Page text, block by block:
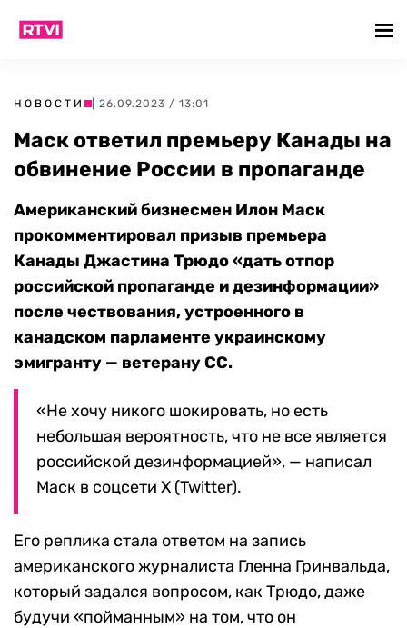
НОВОСТИ | 26.09.2023 / 13:01
Маск ответил премьеру Канады на
обвинение России в пропаганде
Американский бизнесмен Илон Маск
прокомментировал призыв премьера
Канады Джастина Трюдо «дать отпор
российской пропаганде и дезинформации»
после чествования, устроенного в
канадском парламенте украинскому
эмигранту — ветерану СС.
«Не хочу никого шокировать, но есть
небольшая вероятность, что не все является
российской дезинформацией», — написал
Маск в соцсети X (Twitter).
Его реплика стала ответом на запись
американского журналиста Гленна Гринвальда,
который задался вопросом, как Трюдо, даже
будучи «пойманным» на том, что он